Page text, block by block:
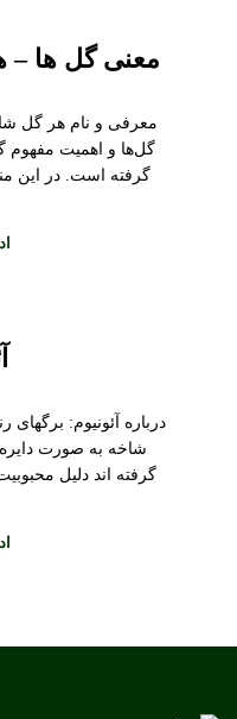
معنی گل ها –
معرفی و نام هر گل
گل‌ها و اهمیت مفهوم
گرفته است. در این
درباره آئونیوم: برگهای
شاخه به صورت
گرفته اند دلیل